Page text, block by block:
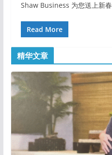
Shaw Business 为您送上新春
Read More
精华文章